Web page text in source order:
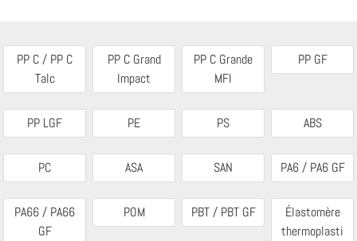
PP C / PP C
Talc
PP C Grand
Impact
PP C Grande
MFI
PP GF
PP LGF PE PS ABS
PC ASA SAN PA6 / PA6 GF
PA66 / PA66
GF
POM PBT / PBT GF
Élastomère
thermoplasti